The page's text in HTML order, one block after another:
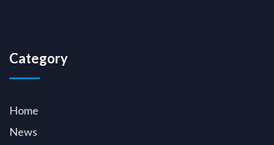
Category
Home
News